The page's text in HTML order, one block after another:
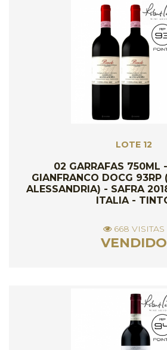
LOTE 12
02 GARRAFAS 750ML
GIANFRANCO DOCG 93RP
ALESSANDRIA) - SAFRA
ITALIA -
668 VISITAS
VENDIDO